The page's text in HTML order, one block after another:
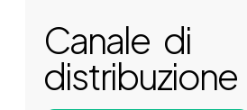
Canale di
distribuzione